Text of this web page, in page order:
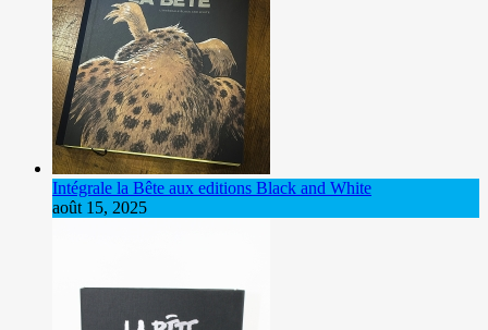
Intégrale la Bête aux editions Black and White
août 15, 2025